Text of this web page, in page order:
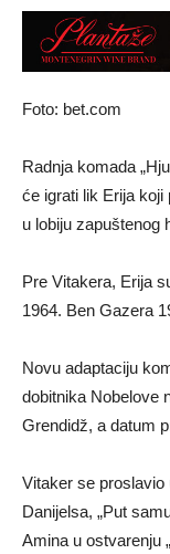
Foto: bet.com
Radnja komada
će igrati lik Erija
u lobiju zapuštenog
Pre Vitakera, Erija
1964. Ben Gazera
Novu adaptaciju
dobitnika Nobelove
Grendidž, a datum
Vitaker se proslavio
Danijelsa, „Put
Amina u ostvarenju